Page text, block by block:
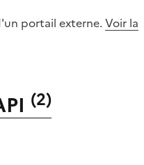
portail externe. Voir la
(2)